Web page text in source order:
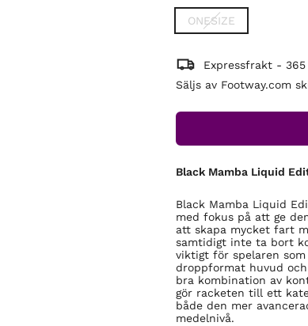
ONESIZE
Expressfrakt -
Säljs av Footway.com
Black Mamba Liquid
Black Mamba Liquid
med fokus på att ge
att skapa mycket fart
samtidigt inte ta bort
viktigt för spelaren
droppformat huvud
bra kombination av
gör racketen till ett
både den mer
medelnivå.